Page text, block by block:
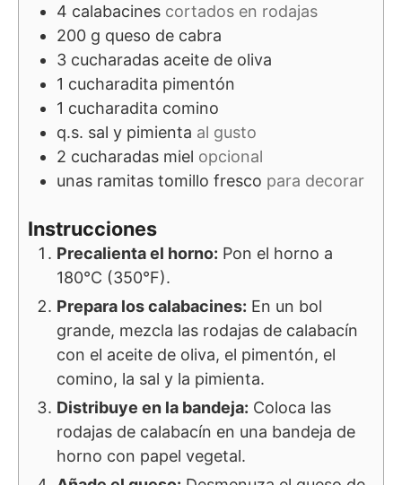
4 calabacines cortados en rodajas
200 g queso de cabra
3 cucharadas aceite de oliva
1 cucharadita pimentón
1 cucharadita comino
q.s. sal y pimienta al gusto
2 cucharadas miel opcional
unas ramitas tomillo fresco para decorar
Instrucciones
Precalienta el horno: Pon el horno a
180°C (350°F).
Prepara los calabacines: En un bol
grande, mezcla las rodajas de calabacín
con el aceite de oliva, el pimentón, el
comino, la sal y la pimienta.
Distribuye en la bandeja: Coloca las
rodajas de calabacín en una bandeja de
horno con papel vegetal.